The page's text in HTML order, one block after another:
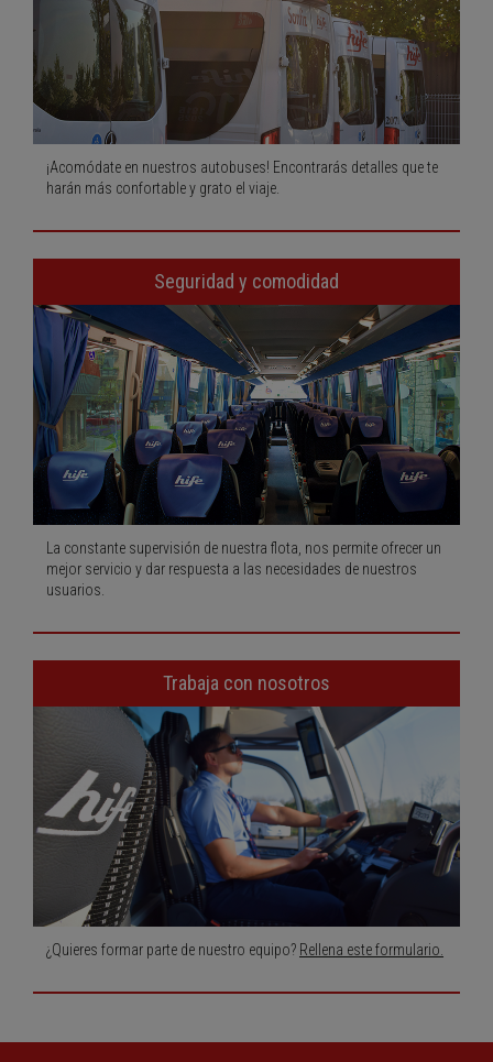
¡Acomódate en nuestros autobuses! Encontrarás detalles que te
harán más confortable y grato el viaje.
Seguridad y comodidad
La constante supervisión de nuestra flota, nos permite ofrecer un
mejor servicio y dar respuesta a las necesidades de nuestros
usuarios.
Trabaja con nosotros
¿Quieres formar parte de nuestro equipo? Rellena este formulario.